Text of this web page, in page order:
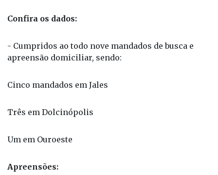
tráfico de drogas, furtos e roubos.
Confira os dados:
apreensão domiciliar, sendo:
Cinco mandados em Jales
Três em Dolcinópolis
Um em Ouroeste